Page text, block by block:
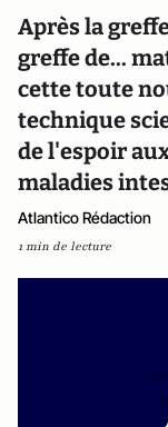
Après la
greffe de...
cette toute
technique
de l'espoir
maladies
Atlantico Rédaction
1 min de lecture